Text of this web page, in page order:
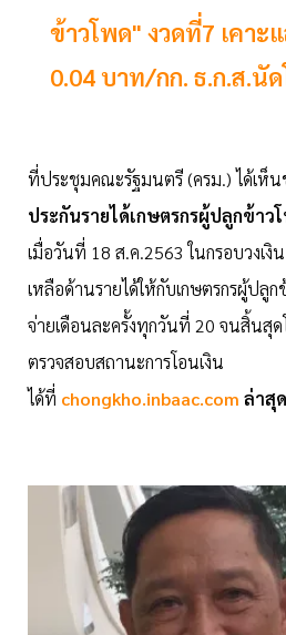
ข้าวโพด" งวดที่7 เคาะ
0.04 บาท/กก. ธ.ก.ส.นั
ที่ประชุมคณะรัฐมนตรี (ครม.) ได้เห็น
ประกันรายได้เกษตรกรผู้ปลูกข้าว
เมื่อวันที่ 18 ส.ค.2563 ในกรอบวงเ
เหลือด้านรายได้ให้กับเกษตรกรผู้ปลูก
จ่ายเดือนละครั้งทุกวันที่ 20 จนสิ้นสุด
ตรวจสอบสถานะการโอนเงิน
ได้ที่ chongkho.inbaac.com ล่าสุ